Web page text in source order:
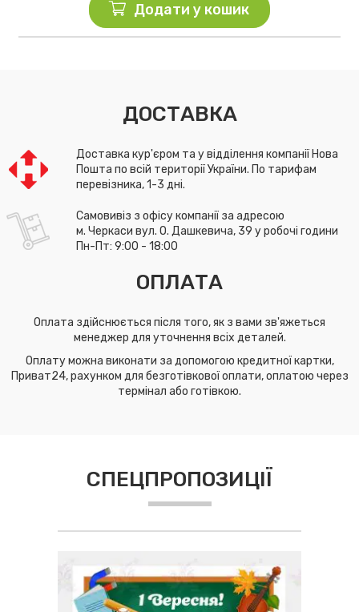
Додати у кошик
ДОСТАВКА
Доставка кур'єром та у відділення компанії Нова
Пошта по всій території України. По тарифам
перевізника, 1-3 дні.
Самовивіз з офісу компанії за адресою
м. Черкаси вул. О. Дашкевича, 39 у робочі години
Пн-Пт: 9:00 - 18:00
ОПЛАТА
Оплата здійснюється після того, як з вами зв'яжеться
менеджер для уточнення всіх деталей.
Оплату можна виконати за допомогою кредитної картки,
Приват24, рахунком для безготівкової оплати, оплатою через
термінал або готівкою.
СПЕЦПРОПОЗИЦІЇ